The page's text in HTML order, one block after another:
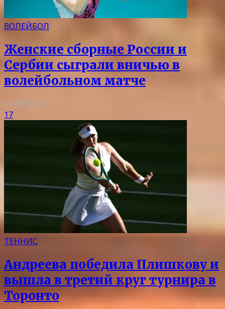
ВОЛЕЙБОЛ
Женские сборные России и
Сербии сыграли вничью в
волейбольном матче
06.08.2026
17
ТЕННИС
Андреева победила Плишкову и
вышла в третий круг турнира в
Торонто